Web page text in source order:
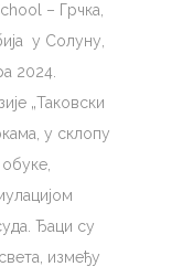
– Грчка,
у Солуну,
2024.
„Таковски
у склопу
Ђаци су
између